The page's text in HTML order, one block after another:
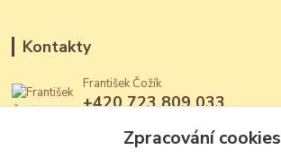
Kontakty
František Čožík
+420 723 809 033
Zpracování cookies